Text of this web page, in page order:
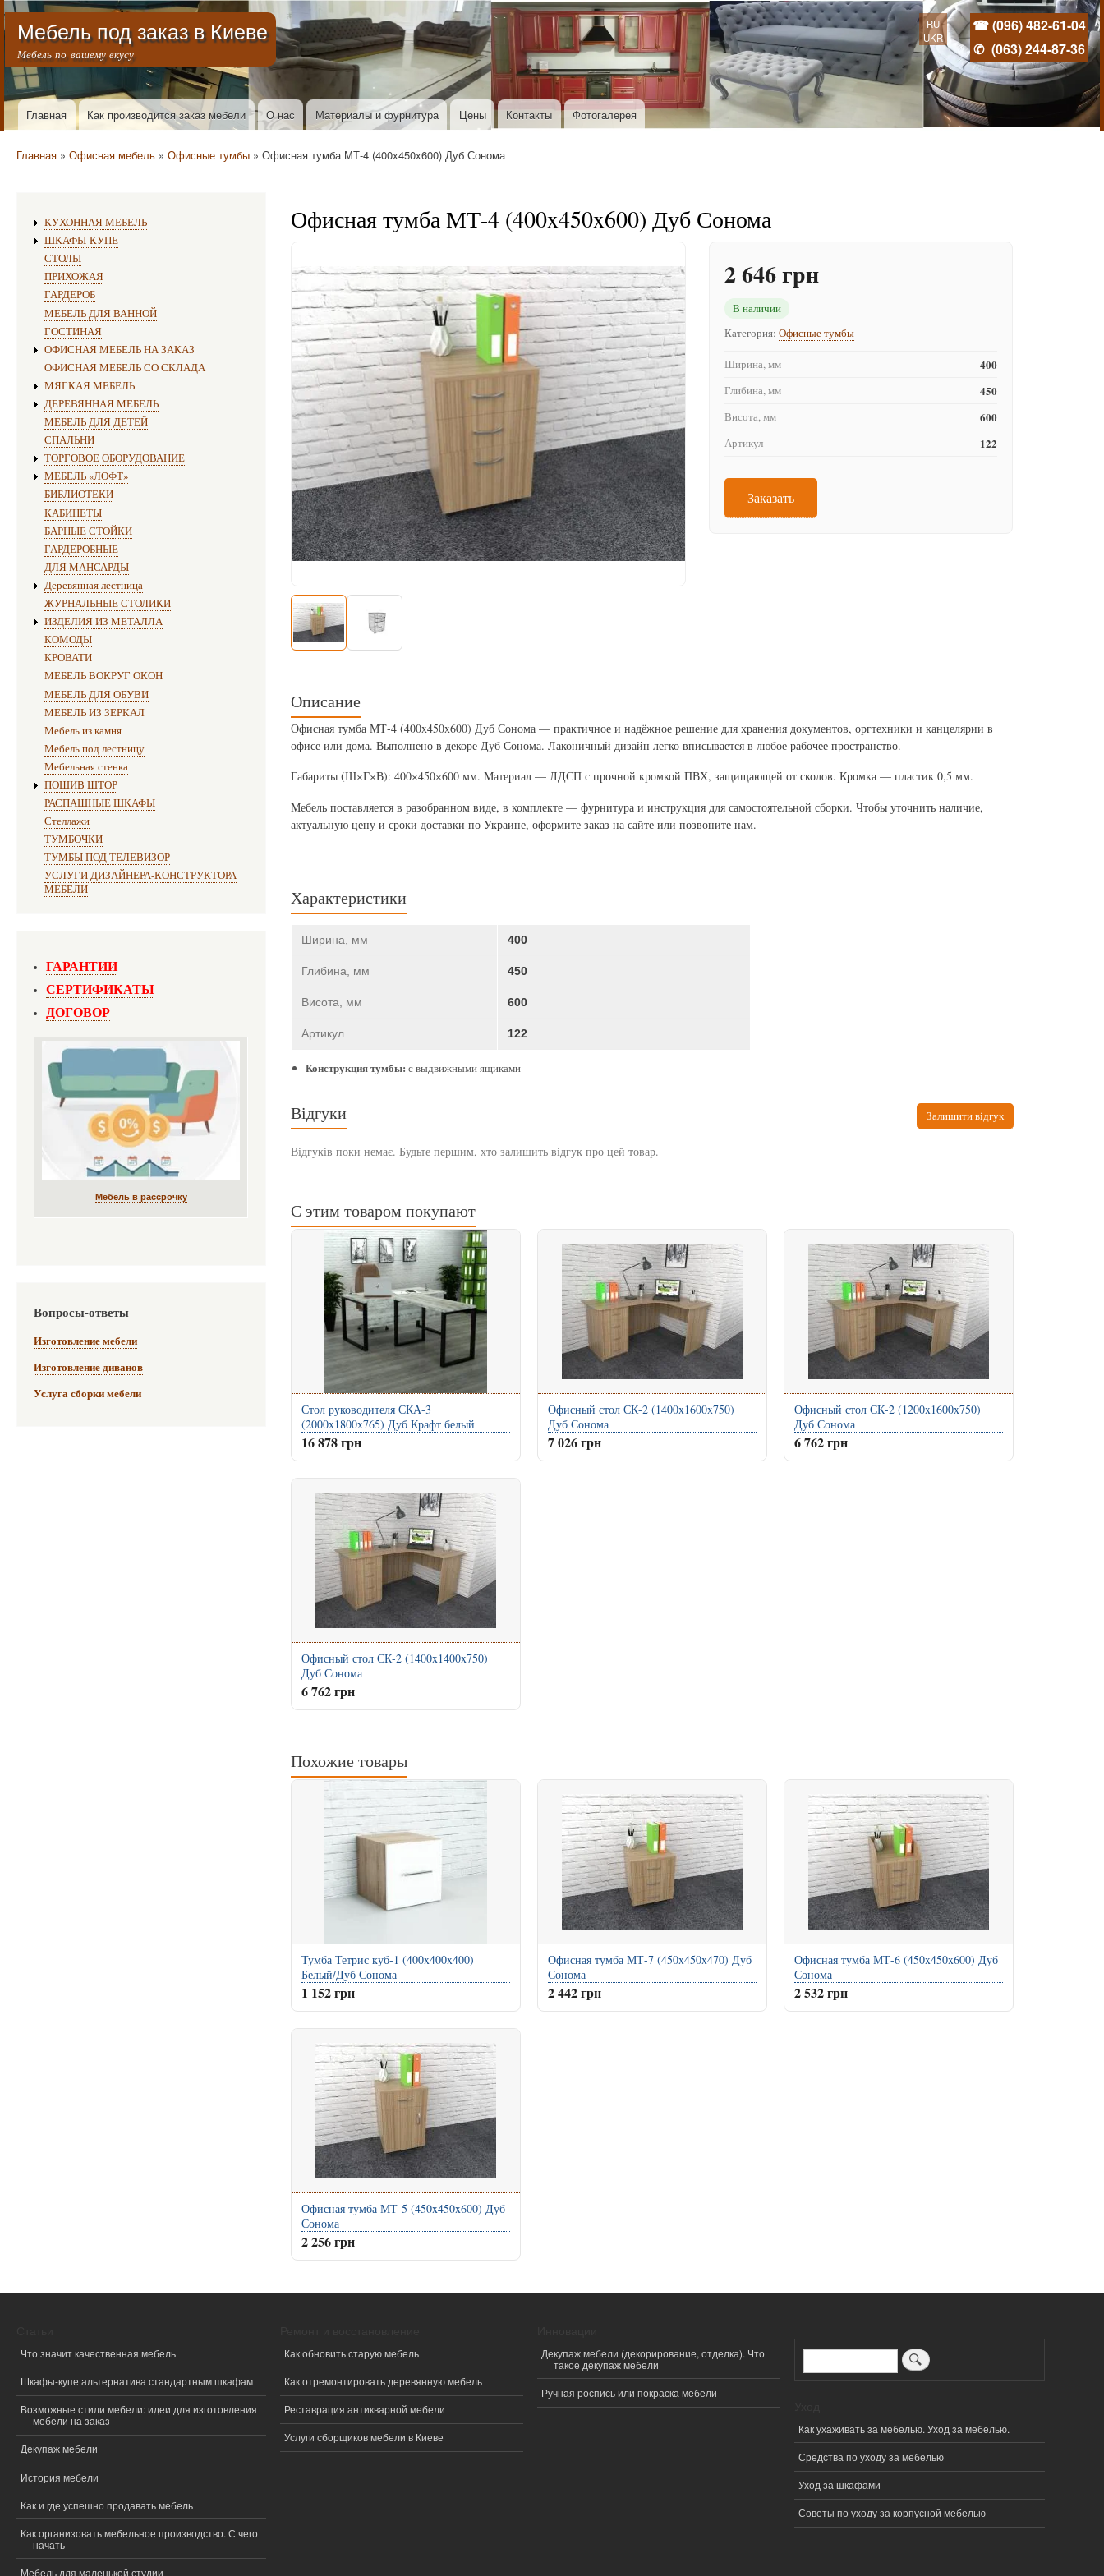
Перейти к основному содержанию
Меню учётной записи пользователя
Мебель под заказ в Киеве
Мебель по вашему вкусу
☎ (096) 482-61-04
✆ (063) 244-87-36
RU
UKR
Горизонтальное меню
Главная Как производится заказ мебели О нас Материалы и фурнитура Цены Контакты Фотогалерея
Строка навигации
Главная Офисная мебель Офисные тумбы Офисная тумба МТ-4 (400x450x600) Дуб Сонома
Офисная тумба МТ-4 (400x450x600) Дуб Сонома
2 646 грн
В наличии
Категория:Офисные тумбы
Ширина, мм 400
Глибина, мм 450
Висота, мм 600
Артикул 122
Заказать
Описание
Офисная тумба МТ-4 (400x450x600) Дуб Сонома — практичное и надёжное решение для хранения документов, оргтехники и канцелярии в
офисе или дома. Выполнено в декоре Дуб Сонома. Лаконичный дизайн легко вписывается в любое рабочее пространство.
Габариты (Ш×Г×В): 400×450×600 мм. Материал — ЛДСП с прочной кромкой ПВХ, защищающей от сколов. Кромка — пластик 0,5 мм.
Мебель поставляется в разобранном виде, в комплекте — фурнитура и инструкция для самостоятельной сборки. Чтобы уточнить наличие,
актуальную цену и сроки доставки по Украине, оформите заказ на сайте или позвоните нам.
Характеристики
Ширина, мм 400
Глибина, мм 450
Висота, мм 600
Артикул 122
Конструкция тумбы: с выдвижными ящиками
Відгуки Залишити відгук
Відгуків поки немає. Будьте першим, хто залишить відгук про цей товар.
С этим товаром покупают
Стол руководителя СКА-3
(2000x1800x765) Дуб Крафт белый
16 878 грн
Офисный стол СК-2 (1400x1600x750)
Дуб Сонома
7 026 грн
Офисный стол СК-2 (1200x1600x750)
Дуб Сонома
6 762 грн
Офисный стол СК-2 (1400x1400x750)
Дуб Сонома
6 762 грн
Похожие товары
Тумба Тетрис куб-1 (400x400x400)
Белый/Дуб Сонома
1 152 грн
Офисная тумба МТ-7 (450x450x470) Дуб
Сонома
2 442 грн
Офисная тумба МТ-6 (450x450x600) Дуб
Сонома
2 532 грн
Офисная тумба МТ-5 (450x450x600) Дуб
Сонома
2 256 грн
КУХОННАЯ МЕБЕЛЬ
ШКАФЫ-КУПЕ
СТОЛЫ
ПРИХОЖАЯ
ГАРДЕРОБ
МЕБЕЛЬ ДЛЯ ВАННОЙ
ГОСТИНАЯ
ОФИСНАЯ МЕБЕЛЬ НА ЗАКАЗ
ОФИСНАЯ МЕБЕЛЬ СО СКЛАДА
МЯГКАЯ МЕБЕЛЬ
ДЕРЕВЯННАЯ МЕБЕЛЬ
МЕБЕЛЬ ДЛЯ ДЕТЕЙ
СПАЛЬНИ
ТОРГОВОЕ ОБОРУДОВАНИЕ
МЕБЕЛЬ «ЛОФТ»
БИБЛИОТЕКИ
КАБИНЕТЫ
БАРНЫЕ СТОЙКИ
ГАРДЕРОБНЫЕ
ДЛЯ МАНСАРДЫ
Деревянная лестница
ЖУРНАЛЬНЫЕ СТОЛИКИ
ИЗДЕЛИЯ ИЗ МЕТАЛЛА
КОМОДЫ
КРОВАТИ
МЕБЕЛЬ ВОКРУГ ОКОН
МЕБЕЛЬ ДЛЯ ОБУВИ
МЕБЕЛЬ ИЗ ЗЕРКАЛ
Мебель из камня
Мебель под лестницу
Мебельная стенка
ПОШИВ ШТОР
РАСПАШНЫЕ ШКАФЫ
Стеллажи
ТУМБОЧКИ
ТУМБЫ ПОД ТЕЛЕВИЗОР
УСЛУГИ ДИЗАЙНЕРА-КОНСТРУКТОРА
МЕБЕЛИ
ГАРАНТИИ
СЕРТИФИКАТЫ
ДОГОВОР
Мебель в рассрочку
Вопросы-ответы
Изготовление мебели
Изготовление диванов
Услуга сборки мебели
Что значит качественная мебель
Шкафы-купе альтернатива стандартным шкафам
Возможные стили мебели: идеи для изготовления
мебели на заказ
Декупаж мебели
История мебели
Как и где успешно продавать мебель
Как организовать мебельное производство. С чего
начать
Мебель для маленькой студии
Как обновить старую мебель
Как отремонтировать деревянную мебель
Реставрация антикварной мебели
Услуги сборщиков мебели в Киеве
Декупаж мебели (декорирование, отделка). Что
такое декупаж мебели
Ручная роспись или покраска мебели
Поиск
Как ухаживать за мебелью. Уход за мебелью.
Средства по уходу за мебелью
Уход за шкафами
Советы по уходу за корпусной мебелью